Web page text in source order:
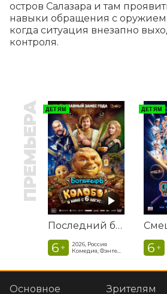
остров Салазара и там
навыки обращения с оружием
когда ситуация внезапно
контроля.
ПРЕМЬЕРА ДЕТЯМ
Последний богатырь. Колобок
6 +
2026, Россия
Комедия, Фэнтези, Приключения
ДЕТЯМ
6 +
Основное
Зрителям